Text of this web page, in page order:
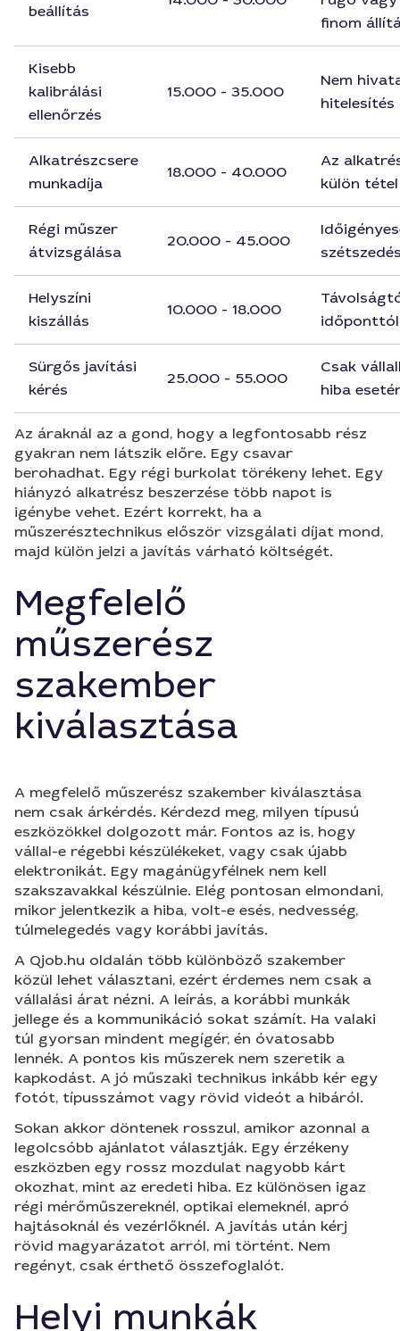
beállítás
finom
Kisebb
kalibrálási
ellenőrzés
15.000 - 35.000
Nem
hitelesítés
Alkatrészcsere
munkadíja
18.000 - 40.000
Az
külön tétel
Régi műszer
átvizsgálása
20.000 - 45.000
Helyszíni
kiszállás
10.000 - 18.000
Sürgős javítási
kérés
25.000 - 55.000
Csak
hiba
Az áraknál az a gond, hogy a legfontosabb rész
gyakran nem látszik előre. Egy csavar
berohadhat. Egy régi burkolat törékeny lehet. Egy
hiányzó alkatrész beszerzése több napot is
igénybe vehet. Ezért korrekt, ha a
műszerésztechnikus először vizsgálati díjat mond,
majd külön jelzi a javítás várható költségét.
Megfelelő
műszerész
szakember
kiválasztása
A megfelelő műszerész szakember kiválasztása
nem csak árkérdés. Kérdezd meg, milyen típusú
eszközökkel dolgozott már. Fontos az is, hogy
vállal-e régebbi készülékeket, vagy csak újabb
elektronikát. Egy magánügyfélnek nem kell
szakszavakkal készülnie. Elég pontosan elmondani,
mikor jelentkezik a hiba, volt-e esés, nedvesség,
túlmelegedés vagy korábbi javítás.
A Qjob.hu oldalán több különböző szakember
közül lehet választani, ezért érdemes nem csak a
vállalási árat nézni. A leírás, a korábbi munkák
jellege és a kommunikáció sokat számít. Ha valaki
túl gyorsan mindent megígér, én óvatosabb
lennék. A pontos kis műszerek nem szeretik a
kapkodást. A jó műszaki technikus inkább kér egy
fotót, típusszámot vagy rövid videót a hibáról.
Sokan akkor döntenek rosszul, amikor azonnal a
legolcsóbb ajánlatot választják. Egy érzékeny
eszközben egy rossz mozdulat nagyobb kárt
okozhat, mint az eredeti hiba. Ez különösen igaz
régi mérőműszereknél, optikai elemeknél, apró
hajtásoknál és vezérlőknél. A javítás után kérj
rövid magyarázatot arról, mi történt. Nem
regényt, csak érthető összefoglalót.
Helyi munkák